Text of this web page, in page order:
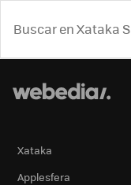
Xataka
Applesfera